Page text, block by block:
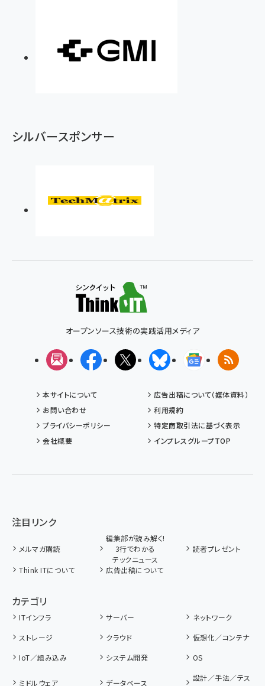
シルバースポンサー
オープンソース技術の実践活用メディア
メルマガFacebookX(エックス)BlueskyGoogleニュ
RSS
本サイトについて
広告出稿について（媒体資料）
お問い合わせ
利用規約
プライバシーポリシー
特定商取引法に基づく表示
会社概要
インプレスグループTOP
注目リンク
メルマガ購読
編集部が読み解く!
3行でわかる
テックニュース
読者プレゼント
Think ITについて 広告出稿について
カテゴリ
ITインフラ サーバー
ネットワーク
ストレージ
クラウド
仮想化／コンテナ
IoT／組み込み
システム開発 OS
ミドルウェア データベース
設計／手法／テス